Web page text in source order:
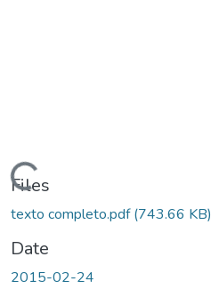
Files
texto completo.pdf(743.66 KB)
Date
2015-02-24